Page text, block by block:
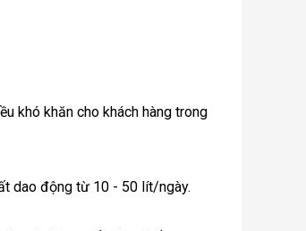
khó khăn cho khách hàng trong
dao động từ 10 - 50 lít/ngày.